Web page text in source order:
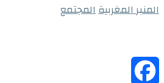
المنبر المغربيةالمجتمع